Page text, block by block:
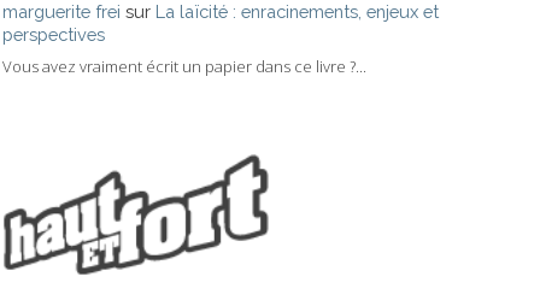
marguerite frei sur La laïcité : enracinements, enjeux et
perspectives
Vous avez vraiment écrit un papier dans ce livre ?...